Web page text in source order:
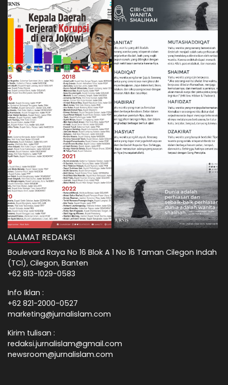
ALAMAT REDAKSI
Boulevard Raya No 16 Blok A 1 No 16 Taman Cilegon Indah
(TCI), Cilegon, Banten
+62 813-1029-0583
Info Iklan :
+62 821-2000-0527
marketing@jurnalislam.com
Kirim tulisan :
redaksi.jurnalislam@gmail.com
newsroom@jurnalislam.com